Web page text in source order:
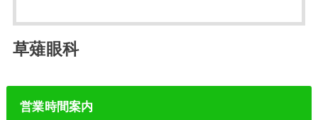
草薙眼科
営業時間案内